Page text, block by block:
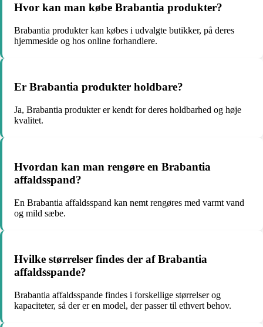
Hvor kan man købe Brabantia produkter?
Brabantia produkter kan købes i udvalgte butikker, på deres
hjemmeside og hos online forhandlere.
Er Brabantia produkter holdbare?
Ja, Brabantia produkter er kendt for deres holdbarhed og høje
kvalitet.
Hvordan kan man rengøre en Brabantia
affaldsspand?
En Brabantia affaldsspand kan nemt rengøres med varmt vand
og mild sæbe.
Hvilke størrelser findes der af Brabantia
affaldsspande?
Brabantia affaldsspande findes i forskellige størrelser og
kapaciteter, så der er en model, der passer til ethvert behov.